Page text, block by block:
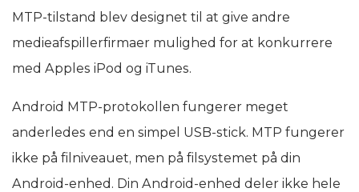
MTP-tilstand blev designet til at give andre
medieafspillerfirmaer mulighed for at konkurrere
med Apples iPod og iTunes.
Android MTP-protokollen fungerer meget
anderledes end en simpel USB-stick. MTP fungerer
ikke på filniveauet, men på filsystemet på din
Android-enhed. Din Android-enhed deler ikke hele